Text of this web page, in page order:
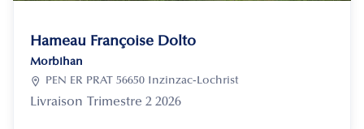
Hameau Françoise Dolto
Morbihan

PEN ER PRAT 56650 Inzinzac-Lochrist
Livraison Trimestre 2 2026